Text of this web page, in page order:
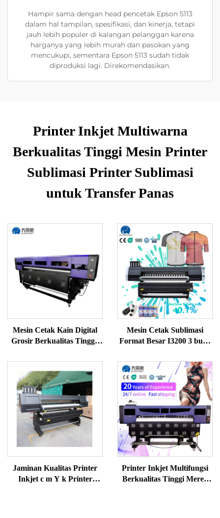
Hampir sama dengan head pencetak Epson 5113
dalam hal tampilan, spesifikasi, dan kinerja, tetapi
jauh lebih populer di kalangan pelanggan karena
harganya yang lebih murah dan pasokan yang
mencukupi, sementara Epson 5113 sudah tidak
diproduksi lagi. Direkomendasikan.
Printer Inkjet Multiwarna
Berkualitas Tinggi Mesin Printer
Sublimasi Printer Sublimasi
untuk Transfer Panas
Mesin Cetak Kain Digital
Grosir Berkualitas Tinggi,
Mesin Cetak Sublimasi
Format Besar I3200 3 buah
Sublimasi Digital CMYK
Otomatis
Jaminan Kualitas Printer
Inkjet c m Y k Printer
Printer Inkjet Multifungsi
Berkualitas Tinggi Merek